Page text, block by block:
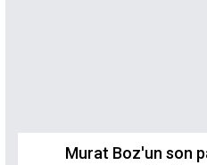
Murat Boz'un son